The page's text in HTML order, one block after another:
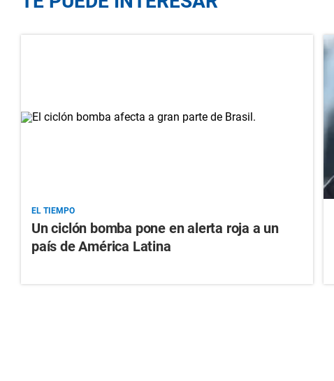
EL TIEMPO
Un ciclón bomba pone en alerta roja a un
país de América Latina